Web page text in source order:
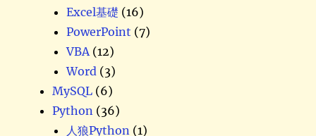
Excel基礎 (16)
PowerPoint (7)
VBA(12)
Word (3)
MySQL (6)
Python (36)
人狼Python (1)